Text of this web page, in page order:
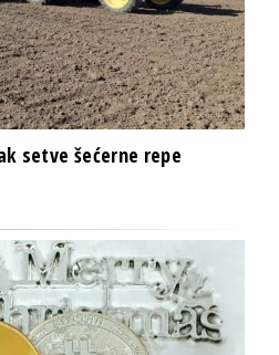
setve šećerne repe